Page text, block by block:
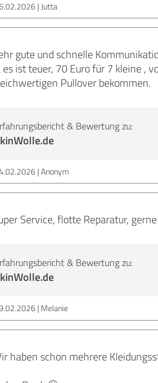
Jutta
gute und schnelle
es ist teuer, 70 Euro für 7 kleine ,
Pullover bekommen.
& Bewertung zu:
Anonym
Service, flotte Reparatur,
& Bewertung zu:
Melanie
haben schon mehrere